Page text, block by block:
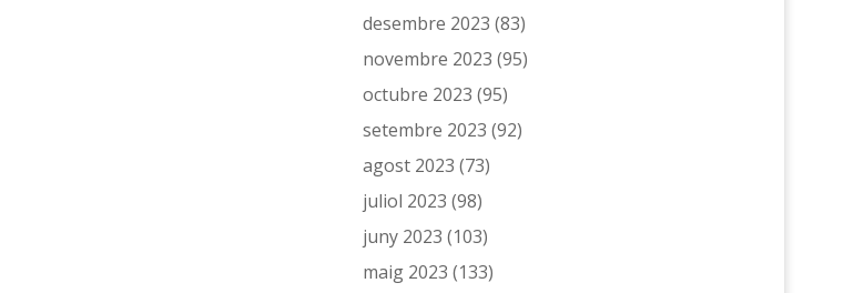
desembre 2023 (83)
novembre 2023 (95)
octubre 2023 (95)
setembre 2023 (92)
agost 2023 (73)
juliol 2023 (98)
juny 2023 (103)
maig 2023 (133)